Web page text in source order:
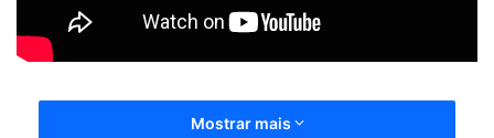
Mostrar mais